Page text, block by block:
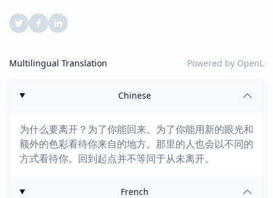
Multilingual Translation Powered by OpenL
Chinese
为什么要离开？为了你能回来。为了你能用新的眼光和
额外的色彩看待你来自的地方。那里的人也会以不同的
方式看待你。回到起点并不等同于从未离开。
French